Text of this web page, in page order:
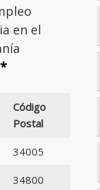
en el
Código
Postal
34005
34800